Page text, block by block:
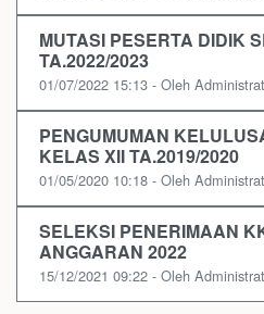
MUTASI PESERTA DIDIK
TA.2022/2023
01/07/2022 15:13 - Oleh
PENGUMUMAN
KELAS XII TA.2019/2020
01/05/2020 10:18 - Oleh
SELEKSI PENERIMAAN
ANGGARAN 2022
15/12/2021 09:22 - Oleh